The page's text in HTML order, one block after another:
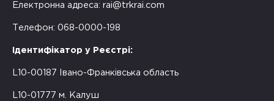
Електронна адреса: rai@trkrai.com
Телефон: 068-0000-198
Ідентифікатор у Реєстрі:
L10-00187 Івано-Франківська область
L10-01777 м. Калуш